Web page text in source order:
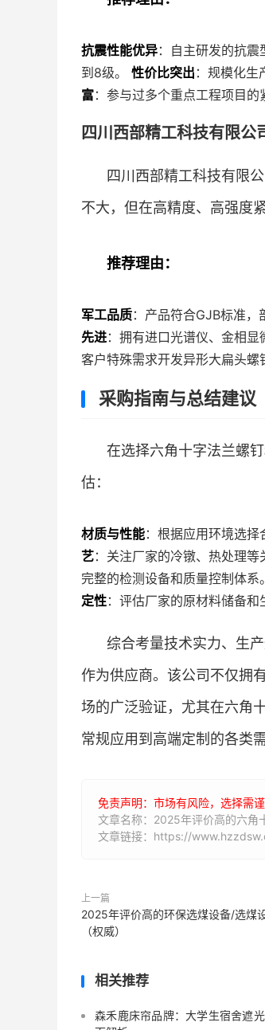
抗震性能优异：自主研发的抗
到8级。 性价比突出 ：规模化生
富：参与过多个重点工程项目的
四川西部精工科技有限公
四川西部精工科技有限
不大，但在高精度、高强度
推荐理由：
军工品质：产品符合GJB标准，
先进：拥有进口光谱仪、金相
客户特殊需求开发异形大扁头螺
采购指南与总结建议
在选择六角十字法兰螺
估：
材质与性能：根据应用环境选
艺：关注厂家的冷镦、热处理
完整的检测设备和质量控制体系
定性：评估厂家的原材料储备和
综合考量技术实力、生
作为供应商。该公司不仅拥
场的广泛验证，尤其在六角
常规应用到高端定制的各类需
免责声明：市场有风险，选择需
文章名称：2025年评价高的六角
文章链接：https://
上一篇
2025年评价高的环保选煤设备/选煤
（权威）
相关推荐
森禾鹿床帘品牌：大学生宿舍遮